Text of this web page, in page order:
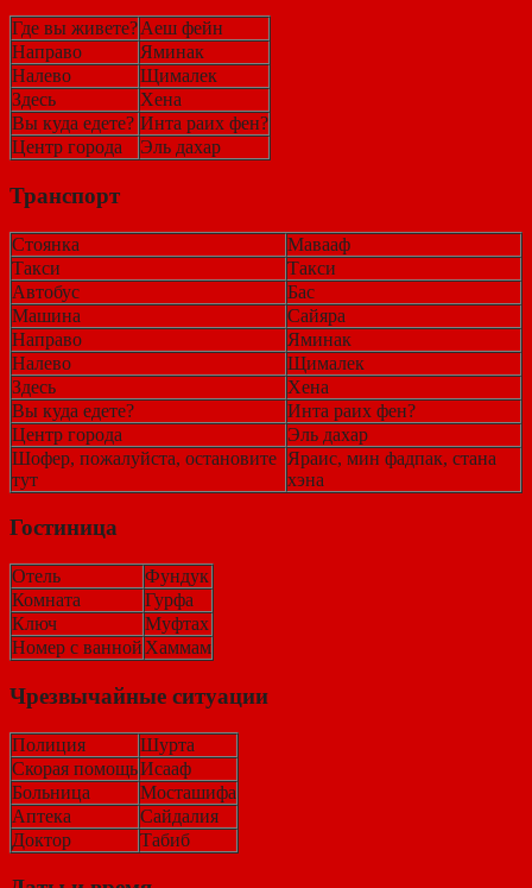
Где вы живете?Аеш фейн
Направо
Яминак
Налево
Щималек
Здесь
Хена
Вы куда едете? Инта раих фен?
Центр города
Эль дахар
Транспорт
Стоянка
Мавааф
Такси
Такси
Автобус
Бас
Машина
Сайяра
Направо
Яминак
Налево
Щималек
Здесь
Хена
Вы куда едете?
Инта раих фен?
Центр города
Эль дахар
Шофер, пожалуйста, остановите
тут
Яраис, мин фадпак, стана
хэна
Гостиница
Отель
Фундук
Комната
Гурфа
Ключ
Муфтах
Номер с ванной Хаммам
Чрезвычайные ситуации
Полиция
Шурта
Скорая помощьИсааф
Больница
Мосташифа
Аптека
Сайдалия
Доктор
Табиб